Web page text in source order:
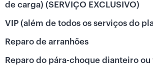
de carga) (SERVIÇO EXCLUSIVO)
VIP (além de todos os serviços do
Reparo de arranhões
Reparo do pára-choque dianteiro